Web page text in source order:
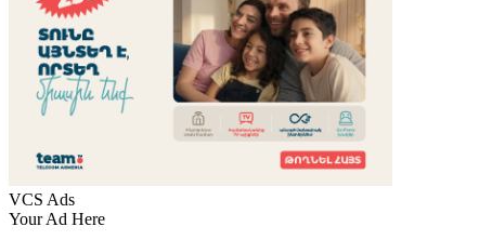
Правовой терроризм как начало
падения власти: пример Гагика
Царукяна и горькие уроки истории:
«Паст»
30 дней назад
Размик Марукян стал обладателем